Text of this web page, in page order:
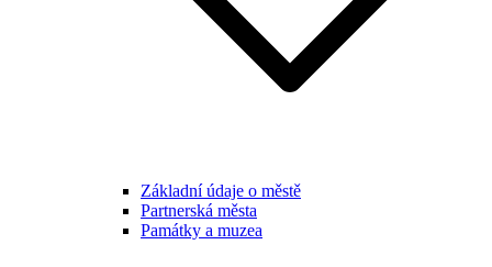
Základní údaje o městě
Partnerská města
Památky a muzea